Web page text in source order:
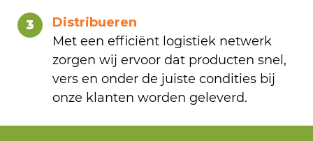
3
Distribueren
Met een efficiënt logistiek netwerk
zorgen wij ervoor dat producten snel,
vers en onder de juiste condities bij
onze klanten worden geleverd.